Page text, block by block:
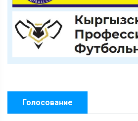
Голосование